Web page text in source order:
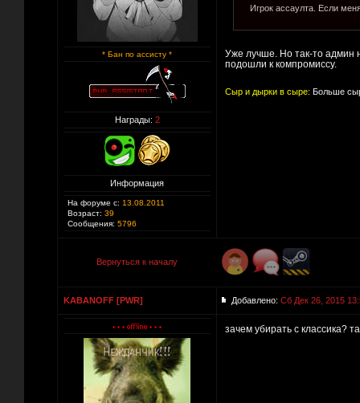
* Бан по ассисту *
Награды: 2
Информация
На форуме с: 13.08.2011
Возраст: 39
Сообщения: 5796
Игрок ассаулта. Если
Уже лучше. Но так-то админ
подошли к компромиссу.
Сыр и дырки в сыре: Больше
Вернуться к началу
KABANOFF [PWR] Добавлено: Сб Дек 26, 2015
зачем убирать с классика?